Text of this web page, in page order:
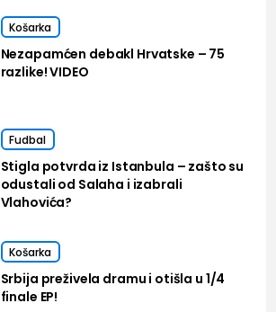
Košarka
Nezapamćen debakl Hrvatske – 75
razlike! VIDEO
Fudbal
Stigla potvrda iz Istanbula – zašto su
odustali od Salaha i izabrali
Vlahovića?
Košarka
Srbija preživela dramu i otišla u 1/4
finale EP!